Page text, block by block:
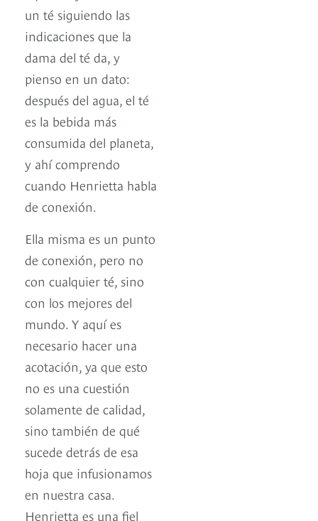
un té siguiendo las
indicaciones que la
dama del té da, y
pienso en un dato:
después del agua, el té
es la bebida más
consumida del planeta,
y ahí comprendo
cuando Henrietta habla
de conexión.
Ella misma es un punto
de conexión, pero no
con cualquier té, sino
con los mejores del
mundo. Y aquí es
necesario hacer una
acotación, ya que esto
no es una cuestión
solamente de calidad,
sino también de qué
sucede detrás de esa
hoja que infusionamos
en nuestra casa.
Henrietta es una fiel